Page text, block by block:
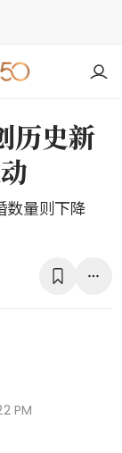
历史新
数量则下降
PM